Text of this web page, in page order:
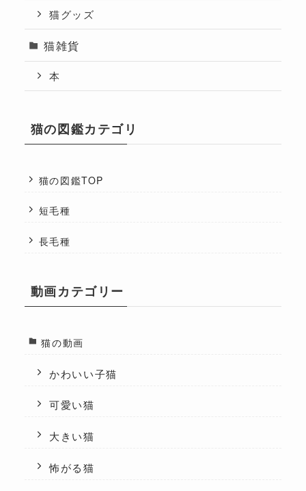
猫グッズ
猫雑貨
本
猫の図鑑カテゴリ
猫の図鑑TOP
短毛種
長毛種
動画カテゴリー
猫の動画
かわいい子猫
可愛い猫
大きい猫
怖がる猫